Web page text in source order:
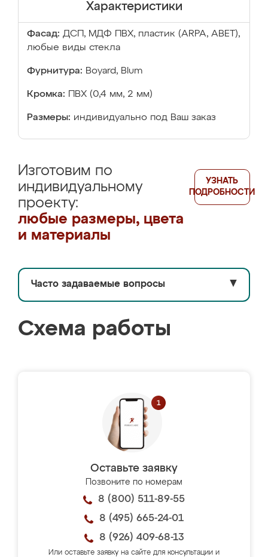
Характеристики
Фасад: ДСП, МДФ ПВХ, пластик (ARPA, ABET),
любые виды стекла
Фурнитура: Boyard, Blum
Кромка: ПВХ (0,4 мм, 2 мм)
Размеры: индивидуально под Ваш заказ
Изготовим по
индивидуальному
проекту:
любые размеры, цвета
и материалы
УЗНАТЬ
ПОДРОБНОСТИ
Часто задаваемые вопросы ▼
Схема работы
Оставьте заявку
Позвоните по номерам
8 (800) 511-89-55
8 (495) 665-24-01
8 (926) 409-68-13
Или оставьте заявку на сайте для консультации и